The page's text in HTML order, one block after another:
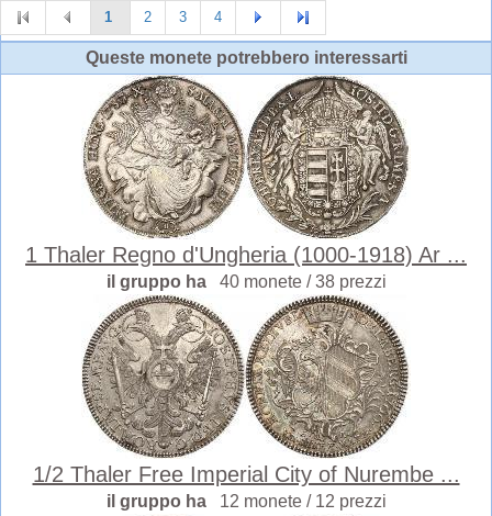
1 2 3 4
Queste monete potrebbero interessarti
1 Thaler Regno d'Ungheria (1000-1918) Ar ...
il gruppo ha 40 monete / 38 prezzi
1/2 Thaler Free Imperial City of Nurembe ...
il gruppo ha 12 monete / 12 prezzi